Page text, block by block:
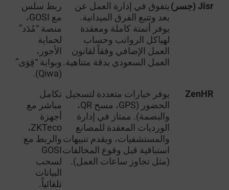
Jisr (جسر)
يتفوق في إدارة العمل عن
بعد وتتبع الفرق الميدانية.
يوفر أتمتة كاملة ومعقدة
لهياكل الرواتب وحساب
العمل الإضافي وفقاً لقانون
العمل السعودي بدقة متناهية.
ربط سلس
مع GOSI،
منصة “مُدَد”
لحماية
الأجور،
وبوابة “قِوَى”
(Qiwa).
ZenHR
يوفر خيارات متعددة لتسجيل
الحضور (GPS، مسح QR،
والبصمة). ممتاز في إدارة
الورديات المعقدة للمصانع
والمستشفيات، ويقدم تنبيهات
استباقية قبل وقوع المخالفات
(مثل تجاوز ساعات العمل).
تكامل
مباشر مع
أجهزة
ZKTeco،
والربط مع
GOSI
لسحب
البيانات
تلقائياً.